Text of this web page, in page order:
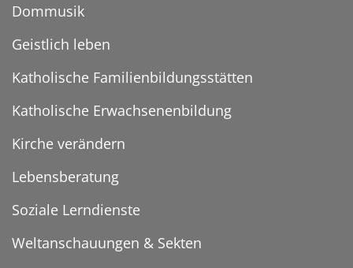
Dommusik
Geistlich leben
Katholische Familienbildungsstätten
Katholische Erwachsenenbildung
Kirche verändern
Lebensberatung
Soziale Lerndienste
Weltanschauungen & Sekten